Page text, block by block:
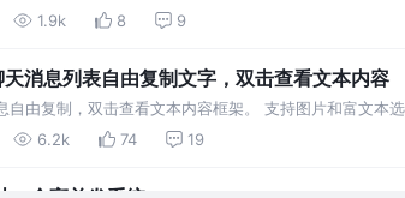
特殊处理的 .png图片，能够指定那些区域可以被拉伸
1.9k 8 9
消息列表自由复制文字，双击查看文本内容
自由复制，双击查看文本内容框架。 支持图片和富文本
6.2k 74 19